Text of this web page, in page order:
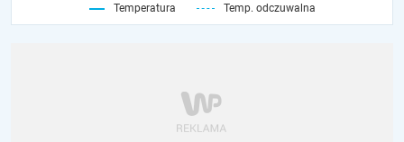
Temperatura Temp. odczuwalna